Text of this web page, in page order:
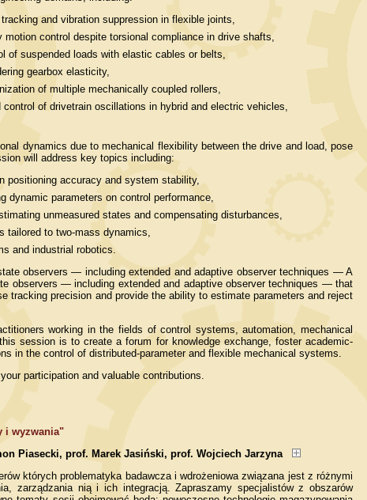
and vibration suppression in flexible joints,
control despite torsional compliance in drive shafts,
of suspended loads with elastic cables or belts,
gearbox elasticity,
of multiple mechanically coupled rollers,
of drivetrain oscillations in hybrid and electric vehicles,
dynamics due to mechanical flexibility between the drive and load, pose
will address key topics including:
positioning accuracy and system stability,
dynamic parameters on control performance,
unmeasured states and compensating disturbances,
tailored to two-mass dynamics,
and industrial robotics.
observers — including extended and adaptive observer techniques — A
observers — including extended and adaptive observer techniques — that
tracking precision and provide the ability to estimate parameters and reject
working in the fields of control systems, automation, mechanical
session is to create a forum for knowledge exchange, foster academic-
in the control of distributed-parameter and flexible mechanical systems.
participation and valuable contributions.
i wyzwania"
Piasecki, prof. Marek Jasiński, prof. Wojciech Jarzyna
których problematyka badawcza i wdrożeniowa związana jest z różnymi
zarządzania nią i ich integracją. Zapraszamy specjalistów z obszarów